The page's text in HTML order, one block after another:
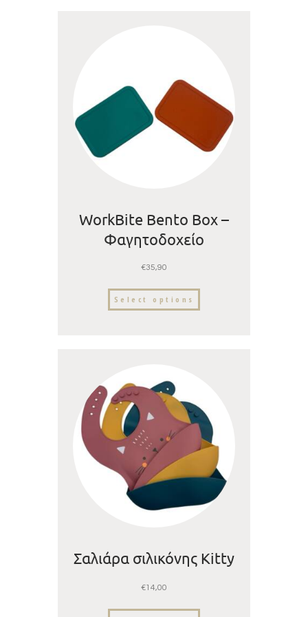
WorkBite Bento Box –
Φαγητοδοχείο
1250ml | Dodosland
€35,90
Select options
Σαλιάρα σιλικόνης Kitty
€14,00